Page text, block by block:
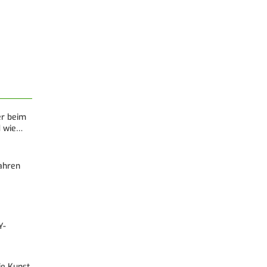
beim
wie…